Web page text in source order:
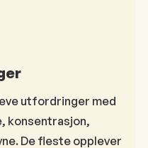
utfordringer med
konsentrasjon,
De fleste opplever